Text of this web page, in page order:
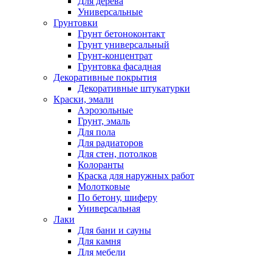
Универсальные
Грунтовки
Грунт бетоноконтакт
Грунт универсальный
Грунт-концентрат
Грунтовка фасадная
Декоративные покрытия
Декоративные штукатурки
Краски, эмали
Аэрозольные
Грунт, эмаль
Для пола
Для радиаторов
Для стен, потолков
Колоранты
Краска для наружных работ
Молотковые
По бетону, шиферу
Универсальная
Лаки
Для бани и сауны
Для камня
Для мебели